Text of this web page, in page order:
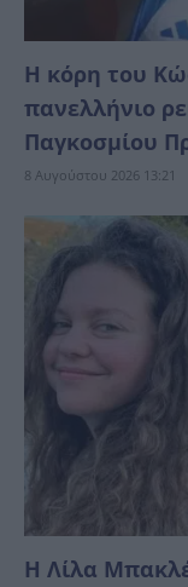
Η κόρη του
πανελλήνιο
Παγκοσμίου
8 Αυγούστου 2026 13:21
Η Λίλα